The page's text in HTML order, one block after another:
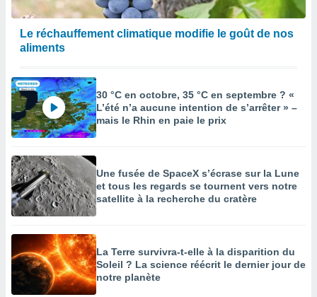
Le réchauffement climatique modifie le goût de nos
aliments
30 °C en octobre, 35 °C en septembre ? «
L’été n’a aucune intention de s’arrêter » –
mais le Rhin en paie le prix
Une fusée de SpaceX s’écrase sur la Lune
et tous les regards se tournent vers notre
satellite à la recherche du cratère
La Terre survivra-t-elle à la disparition du
Soleil ? La science réécrit le dernier jour de
notre planète